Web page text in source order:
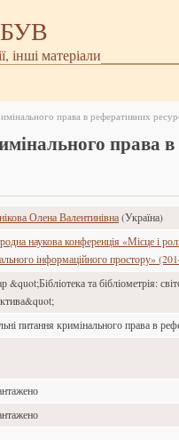
інші матеріали
права в реферативних
права
Олена Валентинівна (Україна)
наукова конференція «Місце і
інформаційного простору»
&quot;Бібліотека та бібліометрія:
питання кримінального права в